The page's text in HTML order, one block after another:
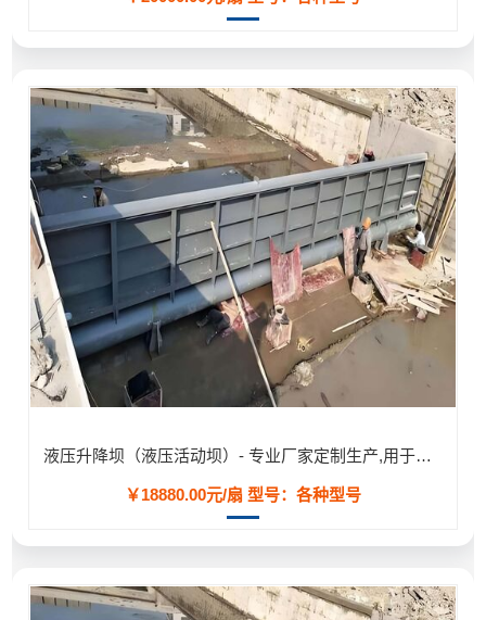
液压升降坝（液压活动坝）- 专业厂家定制生产,用于河道/防汛工程
￥18880.00元/扇 型号：各种型号